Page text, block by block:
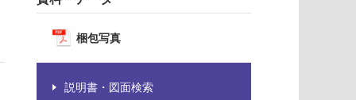
梱包写真
説明書・図面検索